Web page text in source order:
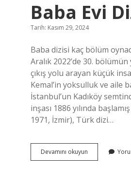
Baba Evi
Tarih: Kasım 29, 2024
Baba dizisi kaç bölüm
Aralık 2022’de 30.
çıkış yolu arayan küçük
Kemal’in yoksulluk ve aile
İstanbul’un Kadıköy
inşası 1886 yılında
1971, İzmir), Türk dizi…
Devamını okuyun
Evi